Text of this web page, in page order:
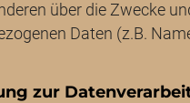
über die Zwecke
Daten (z.B.
zur